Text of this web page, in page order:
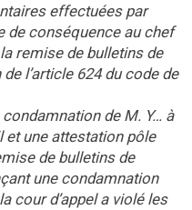
effectuées par
de conséquence au chef
remise de bulletins de
l’article 624 du code de
de M. Y… à
une attestation pôle
de bulletins de
une condamnation
cour d’appel a violé les